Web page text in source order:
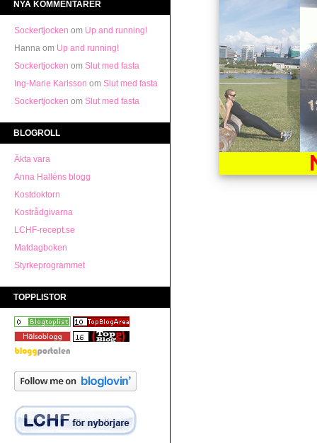
NYA KOMMENTARER
Sockertjocken om Up and running!
Hanna om Up and running!
Sockertjocken om Slut med fasta
Ing-Marie Karlsson om Slut med fasta
Sockertjocken om Slut med fasta
BLOGROLL
Äkta vara
Anna Halléns blogg
Kostdoktorn
Kostrådgivarna
LCHF-recept.se
Matdagboken
Styrkeprogrammet
TOPPLISTOR